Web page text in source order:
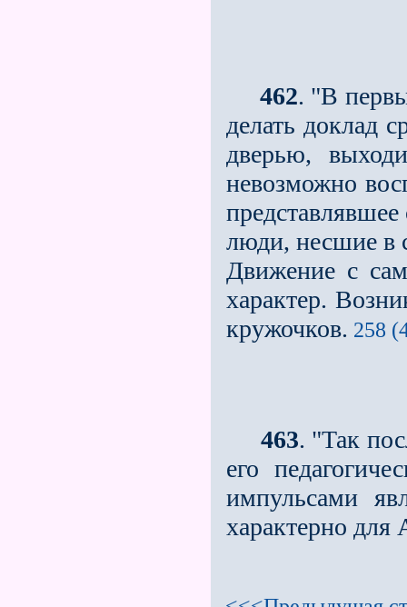
462. "В
делать доклад
дверью,
невозможно
люди, несшие в
Движение с
характер.
кружочков. 258
463. "Так
его
импульсами
характерно